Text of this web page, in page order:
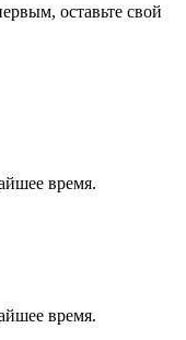
оставьте свой
время.
время.